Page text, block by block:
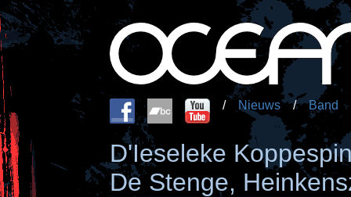
/ Nieuws / Band
D'Ieseleke
De Stenge,